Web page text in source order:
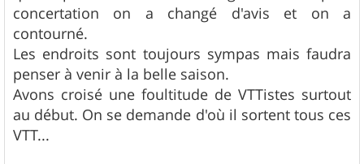
concertation on a changé d'avis et on a
contourné.
Les endroits sont toujours sympas mais faudra
penser à venir à la belle saison.
Avons croisé une foultitude de VTTistes surtout
au début. On se demande d'où il sortent tous ces
VTT...